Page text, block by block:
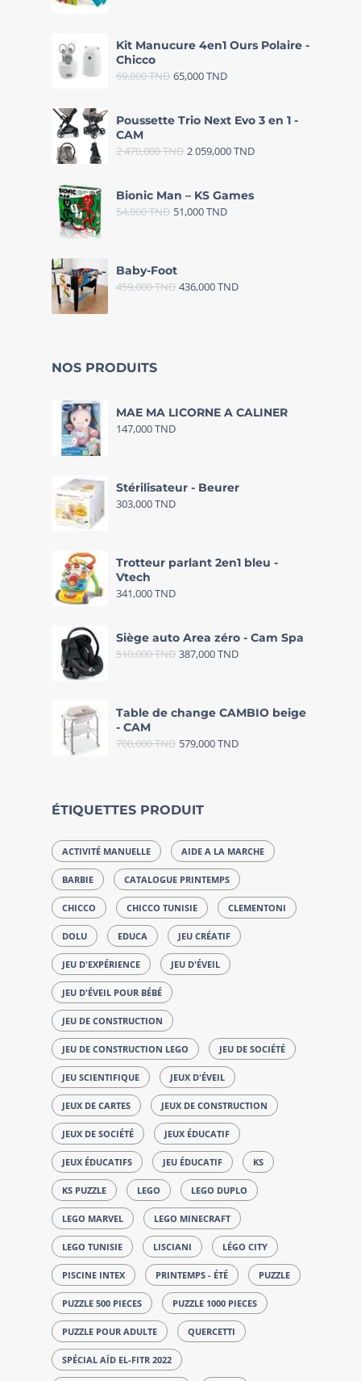
Kit Manucure 4en1 Ours Polaire -
Chicco
69,000TND 65,000TND
Poussette Trio Next Evo 3 en 1 -
CAM
2 470,000TND 2 059,000TND
Bionic Man – KS Games
54,000TND 51,000TND
Baby-Foot
459,000TND 436,000TND
NOS PRODUITS
MAE MA LICORNE A CALINER
147,000TND
Stérilisateur - Beurer
303,000TND
Trotteur parlant 2en1 bleu -
Vtech
341,000TND
Siège auto Area zéro - Cam Spa
510,000TND 387,000TND
Table de change CAMBIO beige
- CAM
700,000TND 579,000TND
ÉTIQUETTES PRODUIT
ACTIVITÉ MANUELLE AIDE A LA MARCHE
BARBIE CATALOGUE PRINTEMPS
CHICCO CHICCO TUNISIE CLEMENTONI
DOLU EDUCA JEU CRÉATIF
JEU D'EXPÉRIENCE JEU D'ÉVEIL
JEU D'ÉVEIL POUR BÉBÉ
JEU DE CONSTRUCTION
JEU DE CONSTRUCTION LEGO JEU DE SOCIÉTÉ
JEU SCIENTIFIQUE JEUX D'ÉVEIL
JEUX DE CARTES JEUX DE CONSTRUCTION
JEUX DE SOCIÉTÉ JEUX ÉDUCATIF
JEUX ÉDUCATIFS JEU ÉDUCATIF KS
KS PUZZLE LEGO LEGO DUPLO
LEGO MARVEL LEGO MINECRAFT
LEGO TUNISIE LISCIANI LÉGO CITY
PISCINE INTEX PRINTEMPS - ÉTÉ PUZZLE
PUZZLE 500 PIECES PUZZLE 1000 PIECES
PUZZLE POUR ADULTE QUERCETTI
SPÉCIAL AÏD EL-FITR 2022